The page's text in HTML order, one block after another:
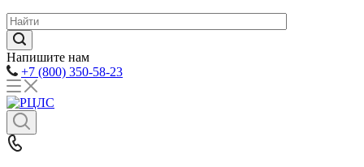
Напишите нам
+7 (800) 350-58-23